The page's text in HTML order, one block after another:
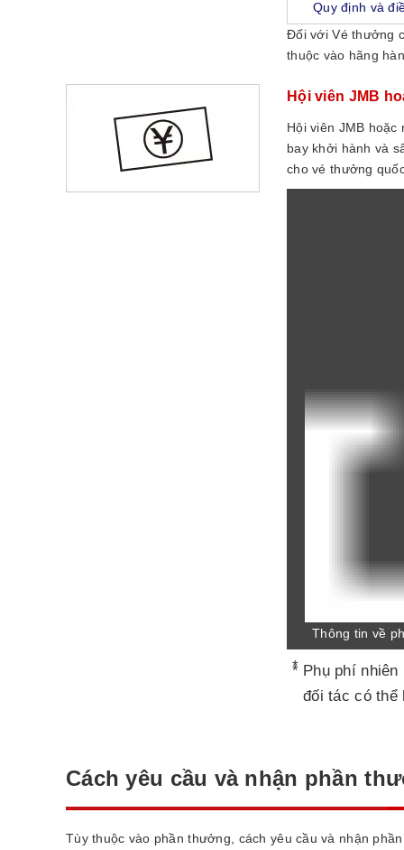
Quy định và
Đối với Vé thưởng
thuộc vào hãng
Hội viên JMB
Hội viên JMB
bay khởi hành và
cho vé thưởng
Thông tin về
* Phụ phí
đối tác có thể
Cách yêu cầu và nhận phần
Tùy thuộc vào phần thưởng, cách yêu cầu và nhận